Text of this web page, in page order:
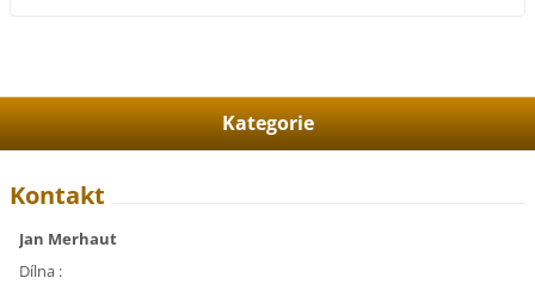
Kategorie
Kontakt
Jan Merhaut
Dílna :